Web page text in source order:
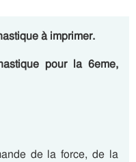
à imprimer.
pour la 6eme,
de la force, de la